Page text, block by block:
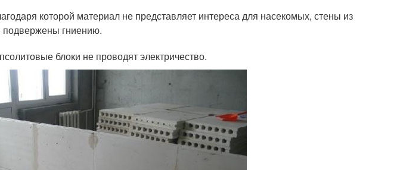
которой материал не представляет интереса для насекомых, стены из
гниению.
блоки не проводят электричество.